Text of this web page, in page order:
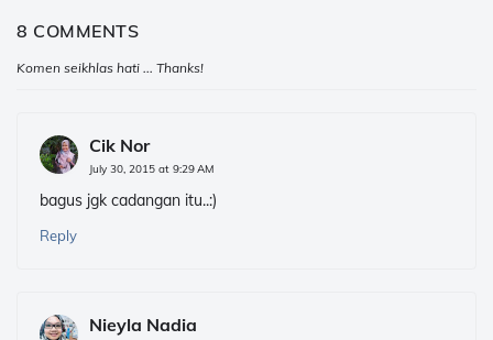
8 COMMENTS
Komen seikhlas hati ... Thanks!
Cik Nor
July 30, 2015 at 9:29 AM
bagus jgk cadangan itu..:)
Reply
Nieyla Nadia